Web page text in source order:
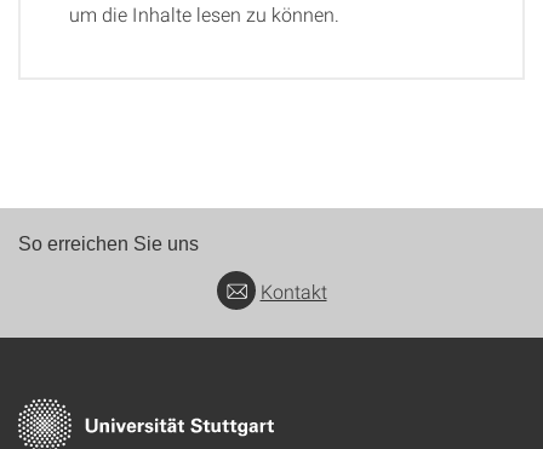
um die Inhalte lesen zu können.
So erreichen Sie uns
Kontakt